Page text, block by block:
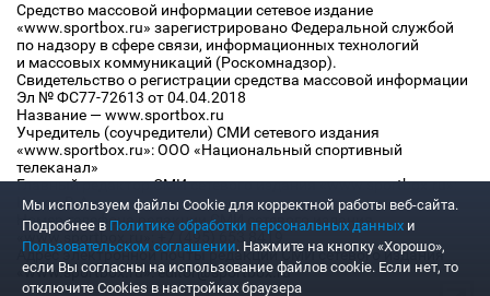
Средство массовой информации сетевое издание
«www.sportbox.ru» зарегистрировано Федеральной службой
по надзору в сфере связи, информационных технологий
и массовых коммуникаций (Роскомнадзор).
Свидетельство о регистрации средства массовой информации
Эл № ФС77-72613 от 04.04.2018
Название — www.sportbox.ru
Учредитель (соучредители) СМИ сетевого издания
«www.sportbox.ru»: ООО «Национальный спортивный
телеканал»
Главный редактор СМИ сетевого издания «www.sportbox.ru»:
Конов В.А.
Номер телефона редакции СМИ сетевого издания
«www.sportbox.ru»: +7 (495) 653 8419
Адрес электронной почты редакции СМИ сетевого издания
«www.sportbox.ru»: editor@sportbox.ru
Мы используем файлы Сookie для корректной работы веб-сайта.
Подробнее в Политике обработки персональных данных и
Пользовательском соглашении. Нажмите на кнопку «Хорошо»,
если Вы согласны на использование файлов cookie. Если нет, то
отключите Cookies в настройках браузера